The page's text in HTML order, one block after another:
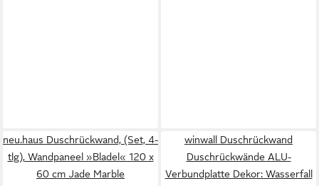
neu.haus Duschrückwand, (Set, 4-
tlg), Wandpaneel »Bladel« 120 x
60 cm Jade Marble
winwall Duschrückwand
Duschrückwände ALU-
Verbundplatte Dekor: Wasserfall